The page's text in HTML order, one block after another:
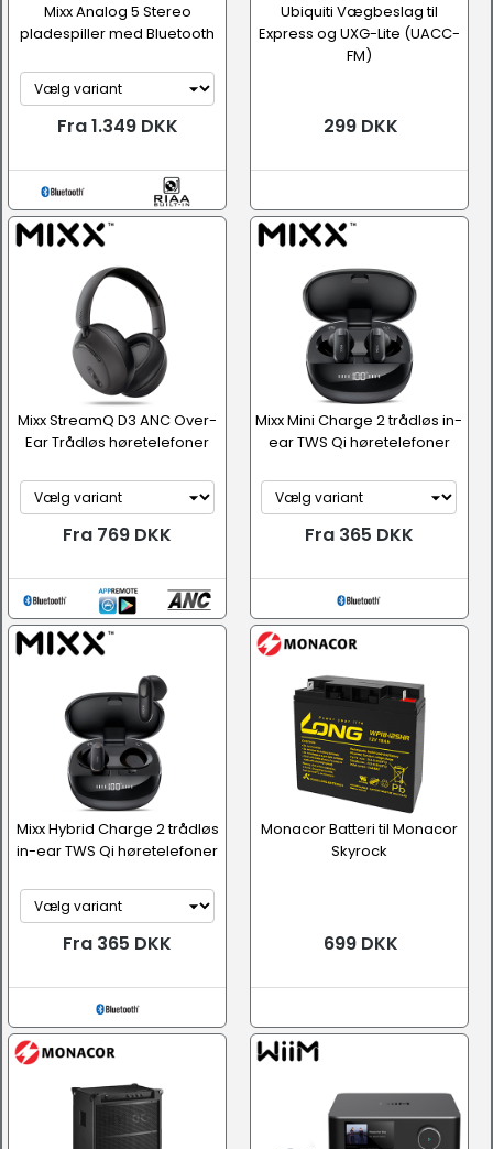
Mixx Analog 5 Stereo
pladespiller med Bluetooth
Fra 1.349 DKK
Ubiquiti Vægbeslag til
Express og UXG-Lite (UACC-
FM)
299 DKK
Mixx StreamQ D3 ANC Over-
Ear Trådløs høretelefoner
Fra 769 DKK
Mixx Mini Charge 2 trådløs in-
ear TWS Qi høretelefoner
Fra 365 DKK
Mixx Hybrid Charge 2 trådløs
in-ear TWS Qi høretelefoner
Fra 365 DKK
Monacor Batteri til Monacor
Skyrock
699 DKK